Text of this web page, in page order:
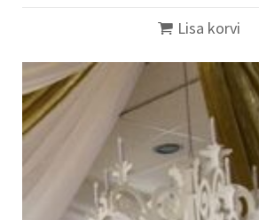
Lisa korvi